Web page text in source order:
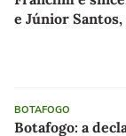
e Júnior
BOTAFOGO
Botafogo: a